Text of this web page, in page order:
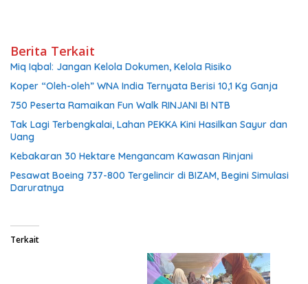
Berita Terkait
Miq Iqbal: Jangan Kelola Dokumen, Kelola Risiko
Koper “Oleh-oleh” WNA India Ternyata Berisi 10,1 Kg Ganja
750 Peserta Ramaikan Fun Walk RINJANI BI NTB
Tak Lagi Terbengkalai, Lahan PEKKA Kini Hasilkan Sayur dan
Uang
Kebakaran 30 Hektare Mengancam Kawasan Rinjani
Pesawat Boeing 737-800 Tergelincir di BIZAM, Begini Simulasi
Daruratnya
Terkait